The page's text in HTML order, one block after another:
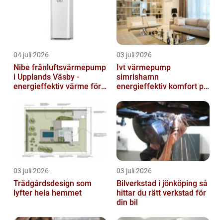
04 juli 2026
Nibe frånluftsvärmepump
i Upplands Väsby -
energieffektiv värme för
03 juli 2026
Ivt värmepump
simrishamn
energieffektiv komfort på
03 juli 2026
Trädgårdsdesign som
lyfter hela hemmet
03 juli 2026
Bilverkstad i jönköping så
hittar du rätt verkstad för
din bil